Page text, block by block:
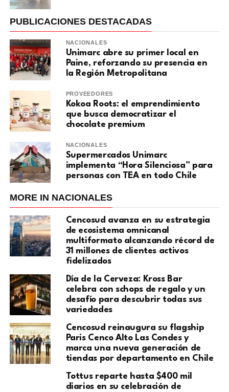
PUBLICACIONES DESTACADAS
NACIONALES
Unimarc abre su primer local en
Paine, reforzando su presencia en
la Región Metropolitana
PROVEEDORES
Kokoa Roots: el emprendimiento
que busca democratizar el
chocolate premium
NACIONALES
Supermercados Unimarc
implementa “Hora Silenciosa” para
personas con TEA en todo Chile
MORE IN NACIONALES
Cencosud avanza en su estrategia
de ecosistema omnicanal
multiformato alcanzando récord de
31 millones de clientes activos
fidelizados
Día de la Cerveza: Kross Bar
celebra con schops de regalo y un
desafío para descubrir todas sus
variedades
Cencosud reinaugura su flagship
Paris Cenco Alto Las Condes y
marca una nueva generación de
tiendas por departamento en Chile
Tottus reparte hasta $400 mil
diarios en su celebración de